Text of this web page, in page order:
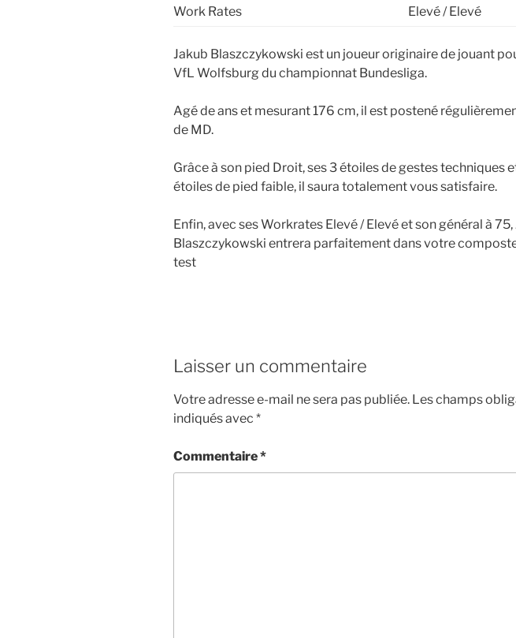
Work Rates
Elevé / Elevé
Jakub Blaszczykowski est un joueur originaire de jouant
VfL Wolfsburg du championnat Bundesliga.
Agé de ans et mesurant 176 cm, il est postené
de MD.
Grâce à son pied Droit, ses 3 étoiles de gestes techniques
étoiles de pied faible, il saura totalement vous satisfaire.
Enfin, avec ses Workrates Elevé / Elevé et son général à 75,
Blaszczykowski entrera parfaitement dans votre
test
Laisser un commentaire
Votre adresse e-mail ne sera pas publiée. Les champs
indiqués avec *
Commentaire*